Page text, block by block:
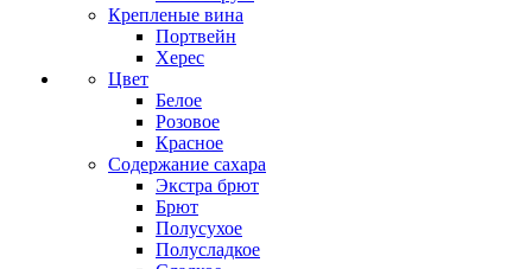
Крепленые вина
Портвейн
Херес
Цвет
Белое
Розовое
Красное
Содержание сахара
Экстра брют
Брют
Полусухое
Полусладкое